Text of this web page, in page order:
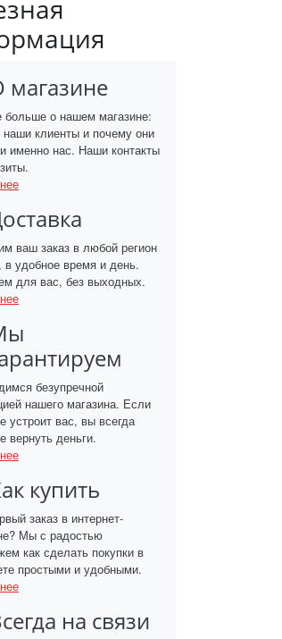
магазине
больше о нашем магазине:
клиенты и почему они
именно нас. Наши контакты
ваш заказ в любой регион
в удобное время и день.
для вас, без выходных.
безупречной
нашего магазина. Если
устроит вас, вы всегда
вернуть деньги.
купить
заказ в интернет-
Мы с радостью
как сделать покупки в
простыми и удобными.
на связи